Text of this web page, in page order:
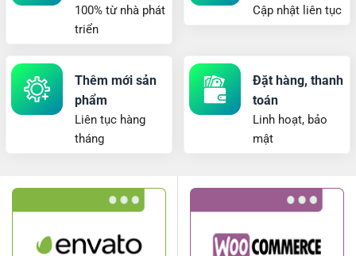
100% từ nhà phát
triển
Cập nhật liên tục
Thêm mới sản
phẩm
Liên tục hàng
tháng
Đặt hàng, thanh
toán
Linh hoạt, bảo
mật